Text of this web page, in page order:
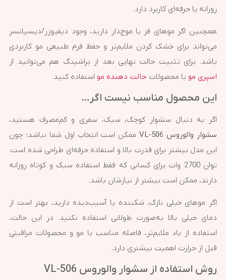
روزانه یا حرفه‌ای کاربرد دارد.
همچنین اگر موهای فر یا موج‌دار دارید، وجود دیفیوزر/دیسپانسر
می‌تواند برای خشک کردن ملایم‌تر و حفظ فرم طبیعی مو کاربردی
باشد. برای تثبیت حالت نهایی بعد از براشینگ هم می‌توانید از
اسپری مو یا محصولات حالت دهنده مو استفاده کنید.
این محصول مناسب نیست اگر…
اگر به دنبال سشوار کوچک، سبک، سفری و کم‌مصرف هستید،
سشوار والوروس VL-506
ممکن است انتخاب اول شما نباشد؛ چون
این مدل بیشتر برای قدرت بالا و استفاده حرفه‌ای طراحی شده است.
توان 2700 وات برای کسانی که فقط استفاده سبک و کوتاه روزانه
دارند، ممکن است بیشتر از نیازشان باشد.
اگر موهای خیلی نازک، شکننده یا آسیب‌دیده دارید، بهتر است از
دمای خیلی بالا به‌صورت طولانی استفاده نکنید. در این حالت،
استفاده از باد ملایم‌تر، فاصله مناسب با مو و محصولات مراقبتی
قبل از حرارت اهمیت بیشتری دارد.
روش استفاده از سشوار والوروس VL-506